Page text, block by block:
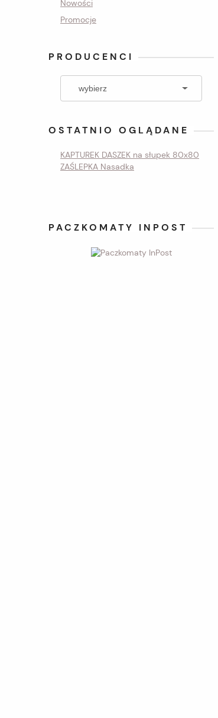
Nowości
Promocje
PRODUCENCI
OSTATNIO OGLĄDANE
KAPTUREK DASZEK na słupek 80x80
ZAŚLEPKA Nasadka
PACZKOMATY INPOST